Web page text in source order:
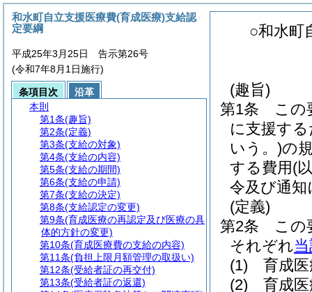
○和水町
(趣旨)
第1条
この
に支援す
いう。)の
する費用 (
令及び通
(定義)
第2条
この
それぞれ
(1)
育成
(2)
育成
和水町自立支援医療費(育成医療)支給認
定要綱
平成25年3月25日 告示第26号
(令和7年8月1日施行)
条項目次
沿革
本則
第1条(趣旨)
第2条(定義)
第3条(支給の対象)
第4条(支給の内容)
第5条(支給の期間)
第6条(支給の申請)
第7条(支給の決定)
第8条(支給認定の変更)
第9条(育成医療の再認定及び医療の具
体的方針の変更)
第10条(育成医療費の支給の内容)
第11条(負担上限月額管理の取扱い)
第12条(受給者証の再交付)
第13条(受給者証の返還)